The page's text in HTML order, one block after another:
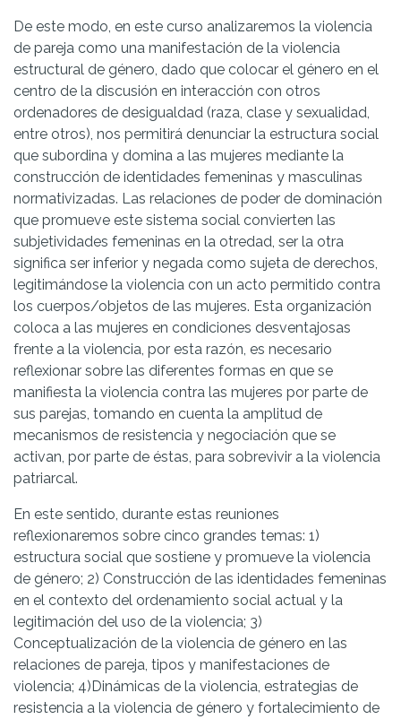
De este modo, en este curso analizaremos la violencia
de pareja como una manifestación de la violencia
estructural de género, dado que colocar el género en el
centro de la discusión en interacción con otros
ordenadores de desigualdad (raza, clase y sexualidad,
entre otros), nos permitirá denunciar la estructura social
que subordina y domina a las mujeres mediante la
construcción de identidades femeninas y masculinas
normativizadas. Las relaciones de poder de dominación
que promueve este sistema social convierten las
subjetividades femeninas en la otredad, ser la otra
significa ser inferior y negada como sujeta de derechos,
legitimándose la violencia con un acto permitido contra
los cuerpos/objetos de las mujeres. Esta organización
coloca a las mujeres en condiciones desventajosas
frente a la violencia, por esta razón, es necesario
reflexionar sobre las diferentes formas en que se
manifiesta la violencia contra las mujeres por parte de
sus parejas, tomando en cuenta la amplitud de
mecanismos de resistencia y negociación que se
activan, por parte de éstas, para sobrevivir a la violencia
patriarcal.
En este sentido, durante estas reuniones
reflexionaremos sobre cinco grandes temas: 1)
estructura social que sostiene y promueve la violencia
de género; 2) Construcción de las identidades femeninas
en el contexto del ordenamiento social actual y la
legitimación del uso de la violencia; 3)
Conceptualización de la violencia de género en las
relaciones de pareja, tipos y manifestaciones de
violencia; 4)Dinámicas de la violencia, estrategias de
resistencia a la violencia de género y fortalecimiento de